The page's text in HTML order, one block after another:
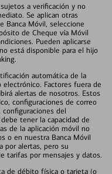
a verificación y no
Se aplican otras
Banca Móvil, seleccione
de Cheque vía Móvil
Pueden aplicarse
está disponible para el hijo
automática de la
Factores fuera de
alertas de nosotros. Estos
configuraciones de correo
del
tener la capacidad de
de la aplicación móvil no
o en nuestra Banca Móvil
por alertas, pero su
tarifas por mensajes y datos.
de débito física o tarjeta (o